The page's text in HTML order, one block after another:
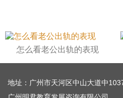
怎么看老公出轨的表现
地址：广州市天河区中山大道中